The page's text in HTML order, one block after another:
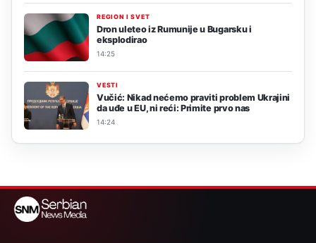
REGION I SVET
Dron uleteo iz Rumunije u Bugarsku i
eksplodirao
14:25
VESTI
Vučić: Nikad nećemo praviti problem Ukrajini
da uđe u EU, ni reći: Primite prvo nas
14:24